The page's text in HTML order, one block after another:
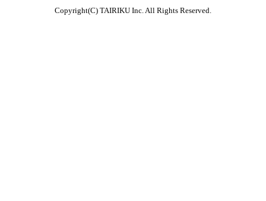
Copyright(C) TAIRIKU Inc. All Rights Reserved.